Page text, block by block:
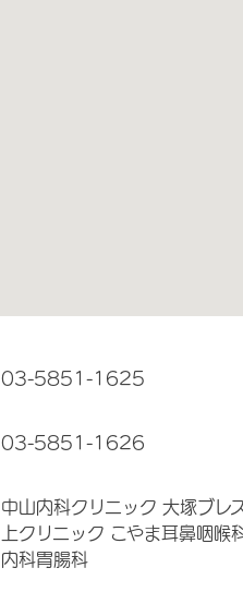
03-5851-1625
03-5851-1626
中山内科クリニック 大塚ブレ
上クリニック こやま耳鼻咽喉
内科胃腸科